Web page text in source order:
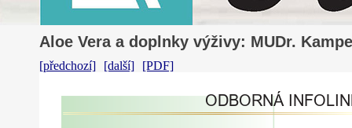
Aloe Vera a doplnky výživy: MUDr.
[předchozí] [další] [PDF]
ODBORNÁ